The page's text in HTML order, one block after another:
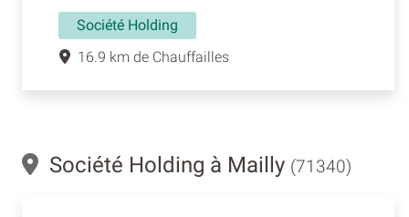
Société Holding
16.9 km de Chauffailles
Société Holding à Mailly (71340)